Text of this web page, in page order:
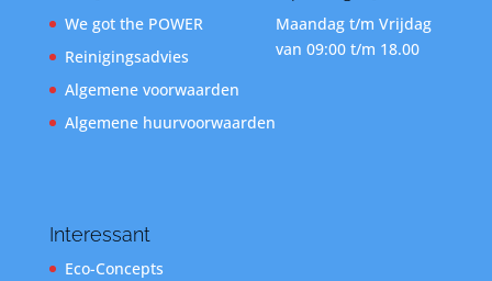
We got the POWER
Reinigingsadvies
Algemene voorwaarden
Algemene huurvoorwaarden
Maandag t/m Vrijdag
van 09:00 t/m 18.00
Interessant
Eco-Concepts